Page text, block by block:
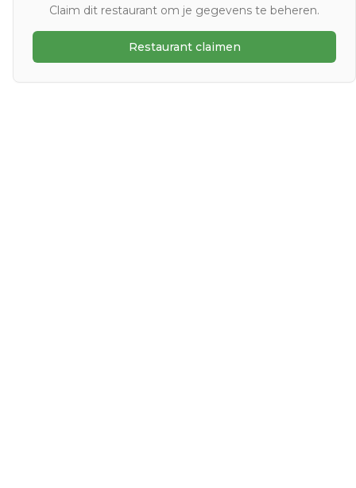
Claim dit restaurant om je gegevens te beheren.
Restaurant claimen